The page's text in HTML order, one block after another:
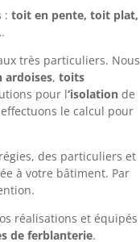
: toit en pente, toit plat,
très particuliers. Nous
ardoises, toits
pour l‘isolation de
le calcul pour
des particuliers et
à votre bâtiment. Par
réalisations et équipés
de ferblanterie.